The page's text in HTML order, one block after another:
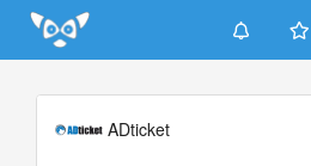
Update cookies preferences
ADticket